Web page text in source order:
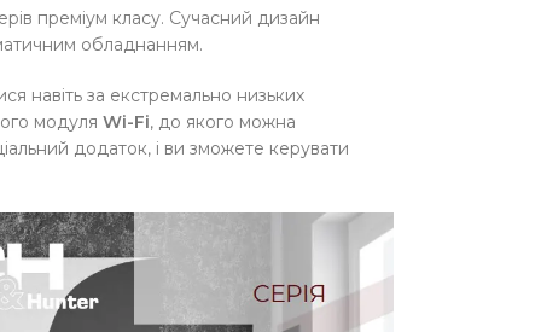
преміум класу. Сучасний дизайн
обладнанням.
навіть за екстремально низьких
модуля Wi-Fi, до якого можна
додаток, і ви зможете керувати